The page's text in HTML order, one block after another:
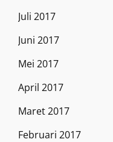
Juli 2017
Juni 2017
Mei 2017
April 2017
Maret 2017
Februari 2017